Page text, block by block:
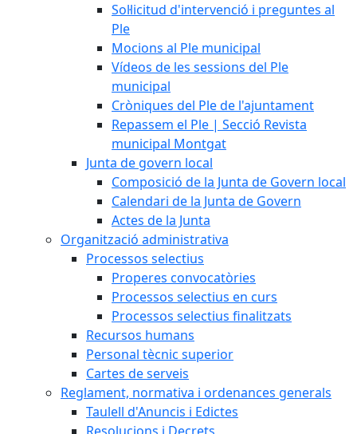
Sol·licitud d'intervenció i preguntes al
Ple
Mocions al Ple municipal
Vídeos de les sessions del Ple
municipal
Cròniques del Ple de l'ajuntament
Repassem el Ple | Secció Revista
municipal Montgat
Junta de govern local
Composició de la Junta de Govern local
Calendari de la Junta de Govern
Actes de la Junta
Organització administrativa
Processos selectius
Properes convocatòries
Processos selectius en curs
Processos selectius finalitzats
Recursos humans
Personal tècnic superior
Cartes de serveis
Reglament, normativa i ordenances generals
Taulell d'Anuncis i Edictes